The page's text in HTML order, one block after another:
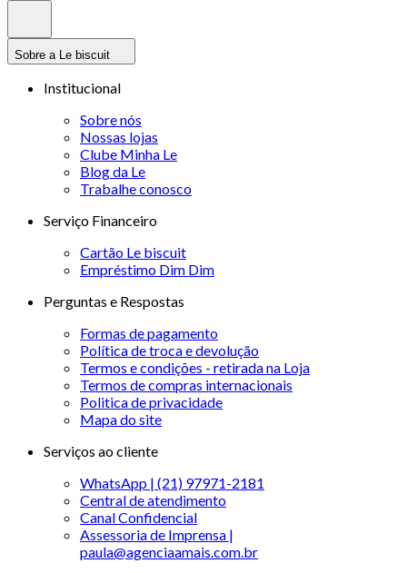
Sobre a Le biscuit
Institucional
Sobre nós
Nossas lojas
Clube Minha Le
Blog da Le
Trabalhe conosco
Serviço Financeiro
Cartão Le biscuit
Empréstimo Dim Dim
Perguntas e Respostas
Formas de pagamento
Política de troca e devolução
Termos e condições - retirada na Loja
Termos de compras internacionais
Politica de privacidade
Mapa do site
Serviços ao cliente
WhatsApp | (21) 97971-2181
Central de atendimento
Canal Confidencial
Assessoria de Imprensa |
paula@agenciaamais.com.br